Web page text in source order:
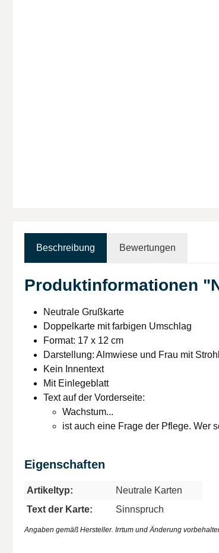
Beschreibung Bewertungen
Produktinformationen
Neutrale Grußkarte
Doppelkarte mit farbigen Umschlag
Format: 17 x 12 cm
Darstellung: Almwiese und Frau mit
Kein Innentext
Mit Einlegeblatt
Text auf der Vorderseite:
Wachstum...
ist auch eine Frage der Pflege. Wer
Eigenschaften
Artikeltyp:
Neutrale Karten
Text der Karte:
Sinnspruch
Angaben gemäß Hersteller. Irrtum und Änderung